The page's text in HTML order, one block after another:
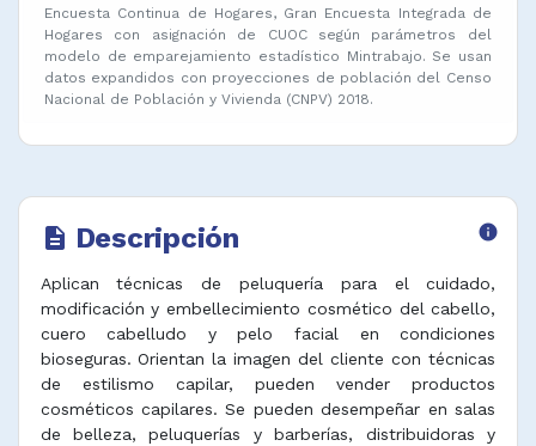
Encuesta Continua de Hogares, Gran Encuesta Integrada de
Hogares con asignación de CUOC según parámetros del
modelo de emparejamiento estadístico Mintrabajo. Se usan
datos expandidos con proyecciones de población del Censo
Nacional de Población y Vivienda (CNPV) 2018.
description Descripción info
Aplican técnicas de peluquería para el cuidado,
modificación y embellecimiento cosmético del cabello,
cuero cabelludo y pelo facial en condiciones
bioseguras. Orientan la imagen del cliente con técnicas
de estilismo capilar, pueden vender productos
cosméticos capilares. Se pueden desempeñar en salas
de belleza, peluquerías y barberías, distribuidoras y